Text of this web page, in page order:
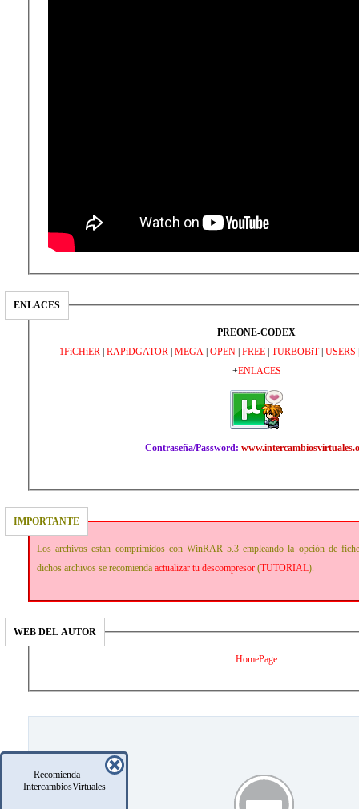
Recomienda
IntercambiosVirtuales
ENLACES
PREONE-CODEX
1FiCHiER| RAPiDGATOR| MEGA| OPEN| FREE| TURBOBiT| USERS
+ENLACES
Contraseña/Password:
IMPORTANTE
Los archivos estan comprimidos con WinRAR 5.3 empleando la opción de
dichos archivos se recomienda actualizar tu descompresor (TUTORIAL).
WEB DEL AUTOR
HomePage